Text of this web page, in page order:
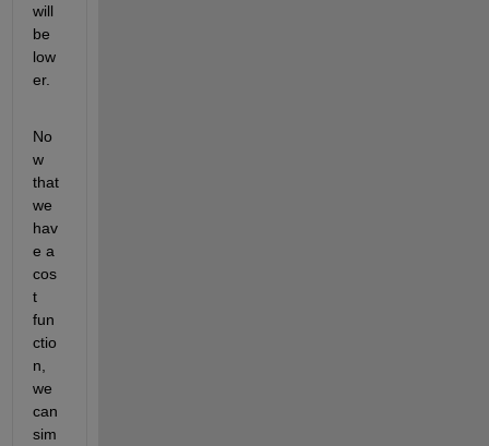
will
be
low
er.
No
w
that
we
hav
e a
cos
t
fun
ctio
n,
we
can
sim